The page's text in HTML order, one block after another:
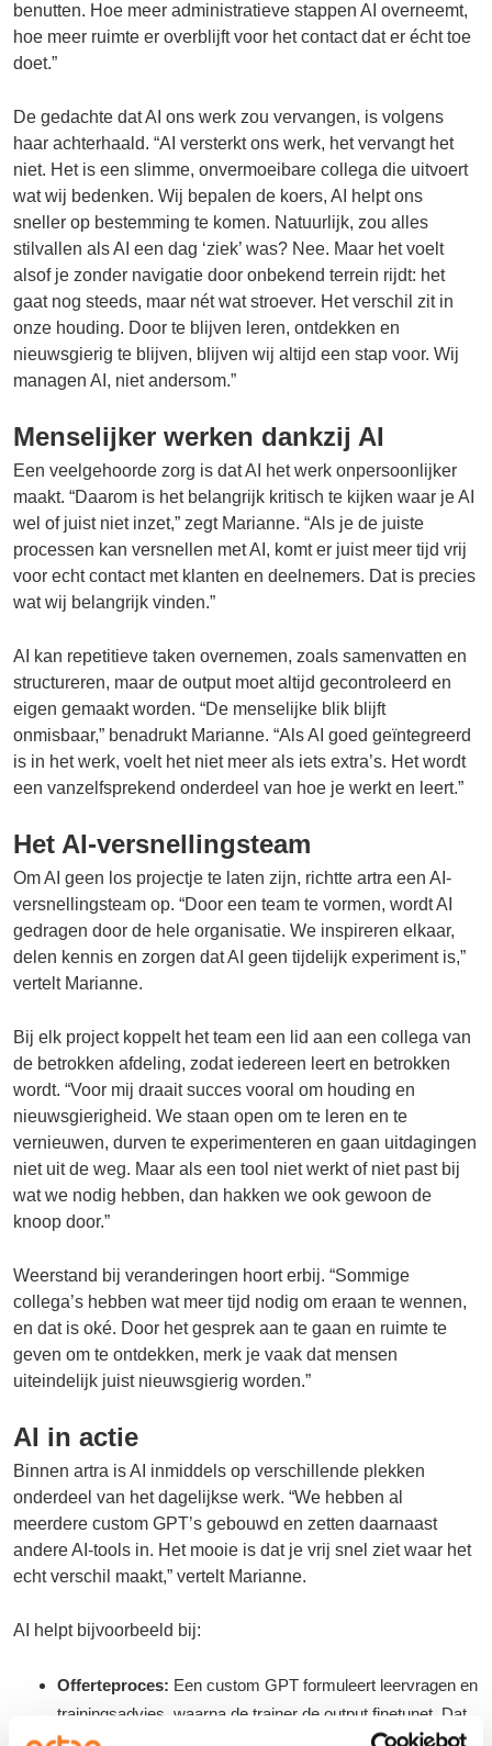
benutten. Hoe meer administratieve stappen AI overneemt,
hoe meer ruimte er overblijft voor het contact dat er écht toe
doet.”
De gedachte dat AI ons werk zou vervangen, is volgens
haar achterhaald. “AI versterkt ons werk, het vervangt het
niet. Het is een slimme, onvermoeibare collega die uitvoert
wat wij bedenken. Wij bepalen de koers, AI helpt ons
sneller op bestemming te komen. Natuurlijk, zou alles
stilvallen als AI een dag ‘ziek’ was? Nee. Maar het voelt
alsof je zonder navigatie door onbekend terrein rijdt: het
gaat nog steeds, maar nét wat stroever. Het verschil zit in
onze houding. Door te blijven leren, ontdekken en
nieuwsgierig te blijven, blijven wij altijd een stap voor. Wij
managen AI, niet andersom.”
Menselijker werken dankzij AI
Een veelgehoorde zorg is dat AI het werk onpersoonlijker
maakt. “Daarom is het belangrijk kritisch te kijken waar je AI
wel of juist niet inzet,” zegt Marianne. “Als je de juiste
processen kan versnellen met AI, komt er juist meer tijd vrij
voor echt contact met klanten en deelnemers. Dat is precies
wat wij belangrijk vinden.”
AI kan repetitieve taken overnemen, zoals samenvatten en
structureren, maar de output moet altijd gecontroleerd en
eigen gemaakt worden. “De menselijke blik blijft
onmisbaar,” benadrukt Marianne. “Als AI goed geïntegreerd
is in het werk, voelt het niet meer als iets extra’s. Het wordt
een vanzelfsprekend onderdeel van hoe je werkt en leert.”
Het AI-versnellingsteam
Om AI geen los projectje te laten zijn, richtte artra een AI-
versnellingsteam op. “Door een team te vormen, wordt AI
gedragen door de hele organisatie. We inspireren elkaar,
delen kennis en zorgen dat AI geen tijdelijk experiment is,”
vertelt Marianne.
Bij elk project koppelt het team een lid aan een collega van
de betrokken afdeling, zodat iedereen leert en betrokken
wordt. “Voor mij draait succes vooral om houding en
nieuwsgierigheid. We staan open om te leren en te
vernieuwen, durven te experimenteren en gaan uitdagingen
niet uit de weg. Maar als een tool niet werkt of niet past bij
wat we nodig hebben, dan hakken we ook gewoon de
knoop door.”
Weerstand bij veranderingen hoort erbij. “Sommige
collega’s hebben wat meer tijd nodig om eraan te wennen,
en dat is oké. Door het gesprek aan te gaan en ruimte te
geven om te ontdekken, merk je vaak dat mensen
uiteindelijk juist nieuwsgierig worden.”
AI in actie
Binnen artra is AI inmiddels op verschillende plekken
onderdeel van het dagelijkse werk. “We hebben al
meerdere custom GPT’s gebouwd en zetten daarnaast
andere AI-tools in. Het mooie is dat je vrij snel ziet waar het
echt verschil maakt,” vertelt Marianne.
AI helpt bijvoorbeeld bij:
Offerteproces: Een custom GPT formuleert leervragen en
trainingsadvies, waarna de trainer de output finetunet. Dat
bespaart tijd en zorgt voor snellere terugkoppeling naar de